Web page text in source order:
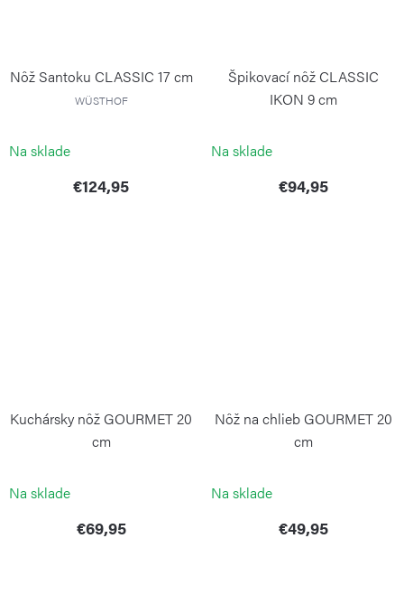
Nôž Santoku CLASSIC 17 cm
WÜSTHOF
Na sklade
€124,95
Špikovací nôž CLASSIC
IKON 9 cm
Na sklade
€94,95
Kuchársky nôž GOURMET 20
cm
Na sklade
€69,95
Nôž na chlieb GOURMET 20
cm
Na sklade
€49,95